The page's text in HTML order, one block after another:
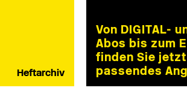
Heftarchiv
Von DIGITAL-
Abos bis zum
finden Sie
passendes